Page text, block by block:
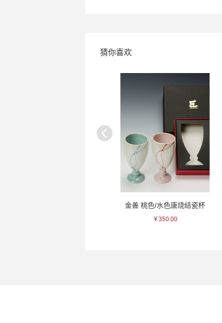
猜你喜欢
金善 桃色/水色唐烧结瓷杯 黄樱 银河交响曲汽